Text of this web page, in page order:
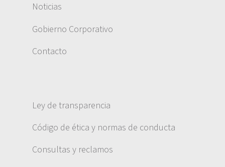
Noticias
Gobierno Corporativo
Contacto
Ley de transparencia
Código de ética y normas de conducta
Consultas y reclamos